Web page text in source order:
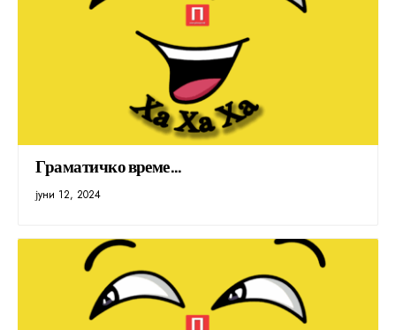
Граматичко време…
јуни 12, 2024